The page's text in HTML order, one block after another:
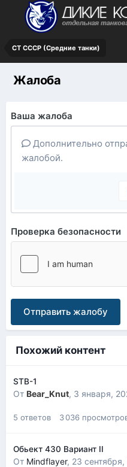
СТ СССР (Средние танки)
Жалоба
Ваша жалоба
Дополнительно
жалобой.
Проверка безопасности
Отправить жалобу
Похожий контент
STB-1
От Bear_Knut, 3 января,
5 ответов 3 036
Обьект 430 Вариант II
От Mindflayer, 23 сентября,